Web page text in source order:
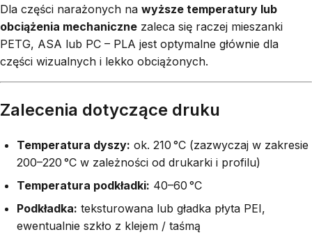
Dla części narażonych na wyższe temperatury lub
obciążenia mechaniczne zaleca się raczej mieszanki
PETG, ASA lub PC – PLA jest optymalne głównie dla
części wizualnych i lekko obciążonych.
Zalecenia dotyczące druku
Temperatura dyszy: ok. 210 °C (zazwyczaj w zakresie
200–220 °C w zależności od drukarki i profilu)
Temperatura podkładki: 40–60 °C
Podkładka: teksturowana lub gładka płyta PEI,
ewentualnie szkło z klejem / taśmą